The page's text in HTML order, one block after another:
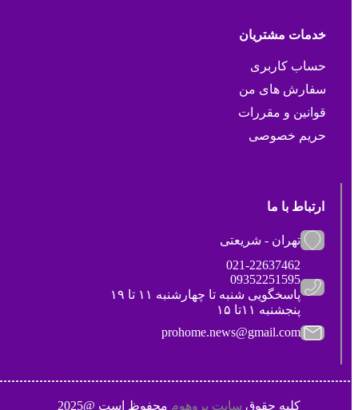
خدمات مشتریان
حساب کاربری
سفارش های من
قوانین و مقررات
حریم خصوصی
ارتباط با ما
تهران - شریعتی
021-22637462
09352251595
پاسخگویی شنبه تا چهارشنبه ۱۱ تا ۱۹
پنجشنبه ۱۱تا ۱۵
prohome.news@gmail.com
کلیه حقوقسایت پروهوممحفوظ است @2025